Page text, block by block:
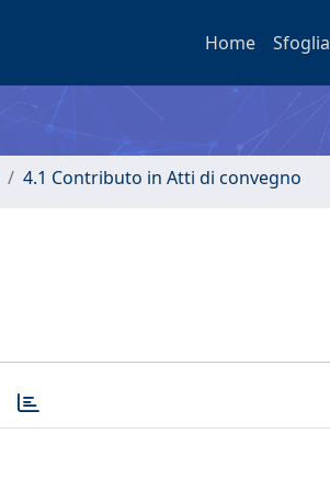
Home Sfoglia
4.1 Contributo in Atti di convegno